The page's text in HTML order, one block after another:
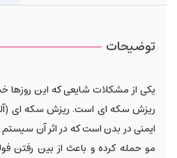
توضیحات
یکی از مشکلات شایعی که این روزها
ریزش سکه ای است. ریزش سکه ای
ایمنی در بدن است که در اثر آن سیستم
مو حمله کرده و باعث از بین رفتن